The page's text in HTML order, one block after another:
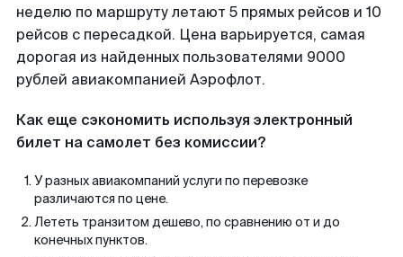
неделю по маршруту летают 5 прямых рейсов и 10
рейсов с пересадкой. Цена варьируется, самая
дорогая из найденных пользователями 9000
рублей авиакомпанией Аэрофлот.
Как еще сэкономить используя электронный
билет на самолет без комиссии?
У разных авиакомпаний услуги по перевозке
различаются по цене.
Лететь транзитом дешево, по сравнению от и до
конечных пунктов.